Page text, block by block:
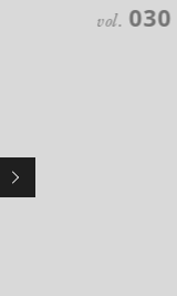
vol. 030